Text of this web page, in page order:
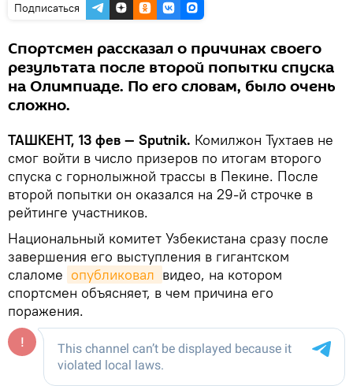
Подписаться
Спортсмен рассказал о причинах своего
результата после второй попытки спуска
на Олимпиаде. По его словам, было очень
сложно.
ТАШКЕНТ, 13 фев — Sputnik. Комилжон Тухтаев не
смог войти в число призеров по итогам второго
спуска с горнолыжной трассы в Пекине. После
второй попытки он оказался на 29-й строчке в
рейтинге участников.
Национальный комитет Узбекистана сразу после
завершения его выступления в гигантском
слаломе опубликовал видео, на котором
спортсмен объясняет, в чем причина его
поражения.